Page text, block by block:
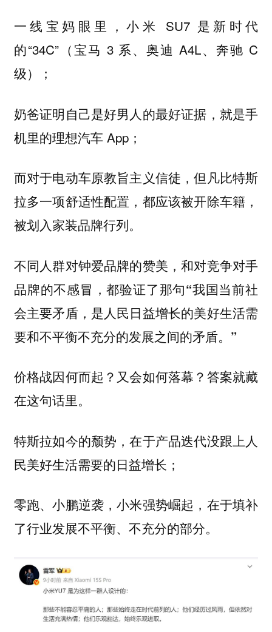
一线宝妈眼里，小米 SU7 是新时代
的“34C”（宝马 3 系、奥迪 A4L、奔驰 C
级）；
奶爸证明自己是好男人的最好证据，就是手
机里的理想汽车 App；
而对于电动车原教旨主义信徒，但凡比特斯
拉多一项舒适性配置，都应该被开除车籍，
被划入家装品牌行列。
不同人群对钟爱品牌的赞美，和对竞争对手
品牌的不感冒，都验证了那句“我国当前社
会主要矛盾，是人民日益增长的美好生活需
要和不平衡不充分的发展之间的矛盾。”
价格战因何而起？又会如何落幕？答案就藏
在这句话里。
特斯拉如今的颓势，在于产品迭代没跟上人
民美好生活需要的日益增长；
零跑、小鹏逆袭，小米强势崛起，在于填补
了行业发展不平衡、不充分的部分。